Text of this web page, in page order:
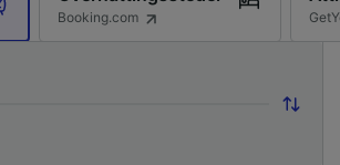
Booking.com